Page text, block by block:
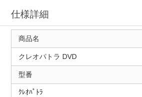
仕様詳細
商品名
クレオパトラ DVD
型番
ｸﾚｵﾊﾟﾄﾗ